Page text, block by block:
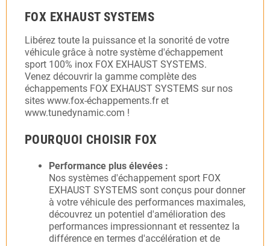
FOX EXHAUST SYSTEMS
Libérez toute la puissance et la sonorité de votre
véhicule grâce à notre système d'échappement
sport 100% inox FOX EXHAUST SYSTEMS.
Venez découvrir la gamme complète des
échappements FOX EXHAUST SYSTEMS sur nos
sites www.fox-échappements.fr et
www.tunedynamic.com !
POURQUOI CHOISIR FOX
Performance plus élevées :
Nos systèmes d'échappement sport FOX
EXHAUST SYSTEMS sont conçus pour donner
à votre véhicule des performances maximales,
découvrez un potentiel d'amélioration des
performances impressionnant et ressentez la
différence en termes d'accélération et de